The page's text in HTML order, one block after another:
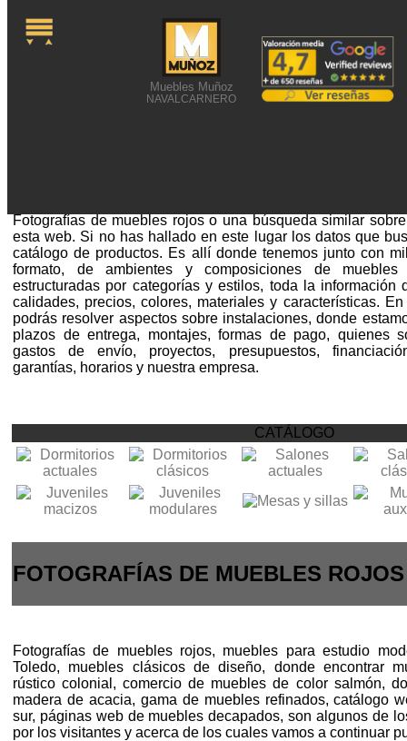
Muebles Muñoz
NAVALCARNERO
Fotografías de muebles rojos o una búsqueda similar
esta web. Si no has hallado en este lugar los datos que
catálogo de productos. Es allí donde tenemos junto con
formato, de ambientes y composiciones de muebles
estructuradas por categorías y estilos, toda la información
calidades, precios, colores, materiales y características.
podrás resolver aspectos sobre instalaciones, donde
plazos de entrega, montajes, formas de pago, quienes
gastos de envío, proyectos, presupuestos,
garantías, horarios y nuestra empresa.
CATÁLOGO
FOTOGRAFÍAS DE MUEBLES
Fotografías de muebles rojos, muebles para estudio
Toledo, muebles clásicos de diseño, donde encontrar
rústico colonial, comercio de muebles de color salmón,
madera de acacia, gama de muebles refinados, catálogo
sur, páginas web de muebles decapados, son algunos de
por los visitantes y acerca de los cuales vamos a continuar